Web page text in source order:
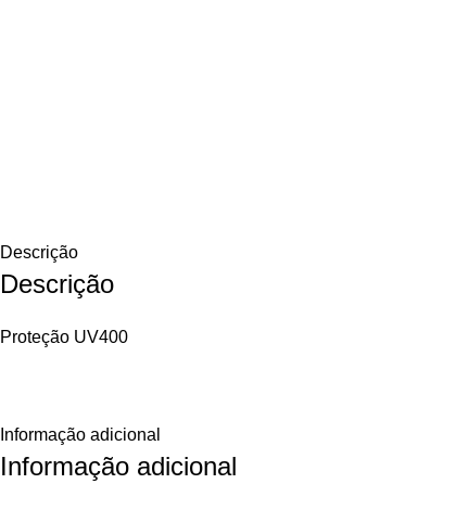
Descrição
Descrição
Proteção UV400
Informação adicional
Informação adicional